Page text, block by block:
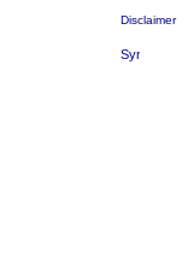
Disclaimer